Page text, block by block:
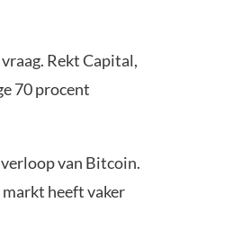
Rekt Capital,
70 procent
van Bitcoin.
heeft vaker